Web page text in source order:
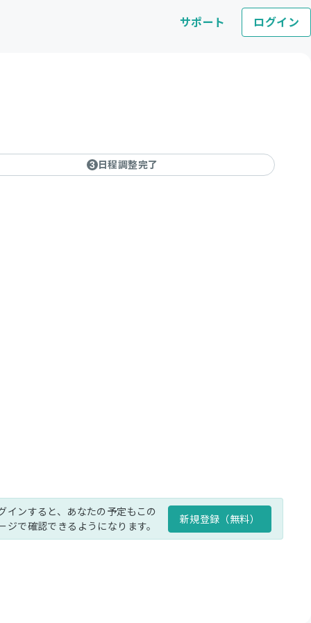
サポート ログイン
3 日程調整完了
インすると、あなたの予定もこの
ジで確認できるようになります。
新規登録（無料）